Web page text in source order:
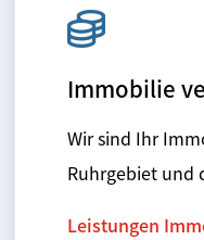
Immobilie
Wir sind Ihr
Ruhrgebiet und
Leistungen